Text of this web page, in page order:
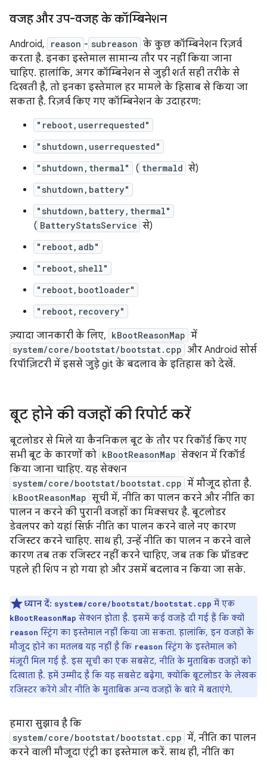
वजह और उप-वजह के कॉम्बिनेशन
Android, reason - subreason के कुछ कॉम्बिनेशन रिज़र्व
करता है. इनका इस्तेमाल सामान्य तौर पर नहीं किया जाना
चाहिए. हालांकि, अगर कॉम्बिनेशन से जुड़ी शर्त सही तरीके से
दिखती है, तो इनका इस्तेमाल हर मामले के हिसाब से किया जा
सकता है. रिज़र्व किए गए कॉम्बिनेशन के उदाहरण:
"reboot,userrequested"
"shutdown,userrequested"
"shutdown,thermal"
( thermald से)
"shutdown,battery"
"shutdown,battery,thermal"
( BatteryStatsService से)
"reboot,adb"
"reboot,shell"
"reboot,bootloader"
"reboot,recovery"
ज़्यादा जानकारी के लिए, kBootReasonMap में
system/core/bootstat/bootstat.cpp और Android सोर्स
रिपॉज़िटरी में इससे जुड़े git के बदलाव के इतिहास को देखें.
बूट होने की वजहों की रिपोर्ट करें
बूटलोडर से मिले या कैननिकल बूट के तौर पर रिकॉर्ड किए गए
सभी बूट के कारणों को kBootReasonMap सेक्शन में रिकॉर्ड
किया जाना चाहिए. यह सेक्शन
system/core/bootstat/bootstat.cpp में मौजूद होता है.
kBootReasonMap सूची में, नीति का पालन करने और नीति का
पालन न करने की पुरानी वजहों का मिक्सचर है. बूटलोडर
डेवलपर को यहां सिर्फ़ नीति का पालन करने वाले नए कारण
रजिस्टर करने चाहिए. साथ ही, उन्हें नीति का पालन न करने वाले
कारण तब तक रजिस्टर नहीं करने चाहिए, जब तक कि प्रॉडक्ट
पहले ही शिप न हो गया हो और उसमें बदलाव न किया जा सके.
ध्यान दें: system/core/bootstat/bootstat.cpp में एक
kBootReasonMap सेक्शन होता है. इसमें कई वजहें दी गई हैं कि क्यों
reason स्ट्रिंग का इस्तेमाल नहीं किया जा सकता. हालांकि, इन वजहों के
मौजूद होने का मतलब यह नहीं है कि reason स्ट्रिंग के इस्तेमाल को
मंज़ूरी मिल गई है. इस सूची का एक सबसेट, नीति के मुताबिक वजहों को
दिखाता है. हमें उम्मीद है कि यह सबसेट बढ़ेगा, क्योंकि बूटलोडर के लेखक
रजिस्टर करेंगे और नीति के मुताबिक अन्य वजहों के बारे में बताएंगे.
हमारा सुझाव है कि
system/core/bootstat/bootstat.cpp में, नीति का पालन
करने वाली मौजूदा एंट्री का इस्तेमाल करें. साथ ही, नीति का